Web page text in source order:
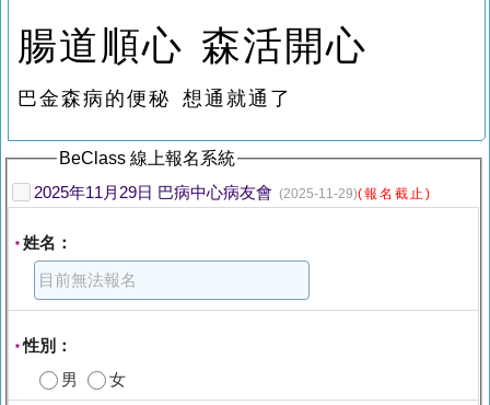
腸道順心 森活開心
巴金森病的便秘 想通就通了
BeClass 線上報名系統
2025年11月29日 巴病中心病友會 (2025-11-29)(報名截止)
* 姓名：
*性別：
男
女